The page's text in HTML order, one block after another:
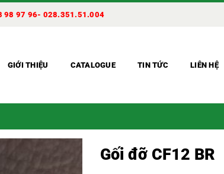
98 97 96- 028.351.51.004
GIỚI THIỆU CATALOGUE TIN TỨC LIÊN HỆ
Gối đỡ CF12 BR